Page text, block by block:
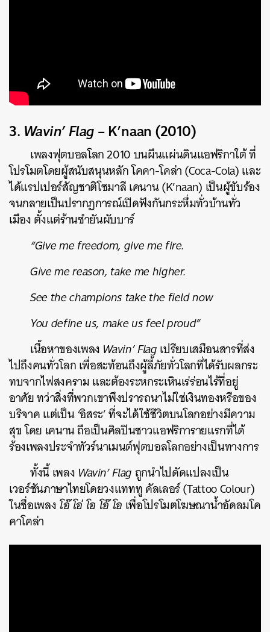
3.Wavin’ Flag– K’naan (2010)
เพลงฟุตบอลโลก 2010 บนผืนแผ่นดินแอฟริกาใต้ ที่
โปรโมตโดยผู้สนับสนุนหลัก โคคา-โคล่า (Coca-Cola) และ
ได้แรปเปอร์สัญชาติโซมาลี เคนาน (K’naan) เป็นผู้ขับร้อง
จนกลายเป็นปรากฏการณ์เปิดฟังกันกระหึ่มทั่วบ้านทั่ว
เมือง ตั้งแต่ร้านชำยันผับบาร์
“Give me freedom, give me fire.
Give me reason, take me higher.
See the champions take the field now
You define us, make us feel proud”
เนื้อหาของเพลง Wavin’ Flagเปรียบเสมือนสารที่ส่ง
ไปถึงคนทั่วโลก เพื่อสะท้อนถึงผู้ลี้ภัยทั่วโลกที่ได้รับผลกระ
ทบจากไฟสงคราม และต้องระหกระเหินเร่ร่อนไร้ที่อยู่
อาศัย ทว่าสิ่งที่พวกเขาพึงปรารถนาไม่ใช่เงินทองหรือของ
บริจาค แต่เป็น ‘อิสระ’ ที่จะได้ใช้ชีวิตบนโลกอย่างมีความ
สุข โดย เคนาน ถือเป็นศิลปินชาวแอฟริการายแรกที่ได้
ร้องเพลงประจำทัวร์นาเมนต์ฟุตบอลโลกอย่างเป็นทางการ
ทั้งนี้ เพลง Wavin’ Flag ถูกนำไปดัดแปลงเป็น
เวอร์ชันภาษาไทยโดยวงแทททู คัลเลอร์ (Tattoo Colour)
ในชื่อเพลงโอ๊ โอ่ โอ โอ๊ โอ เพื่อโปรโมตโฆษณาน้ำอัดลมโค
คาโคล่า